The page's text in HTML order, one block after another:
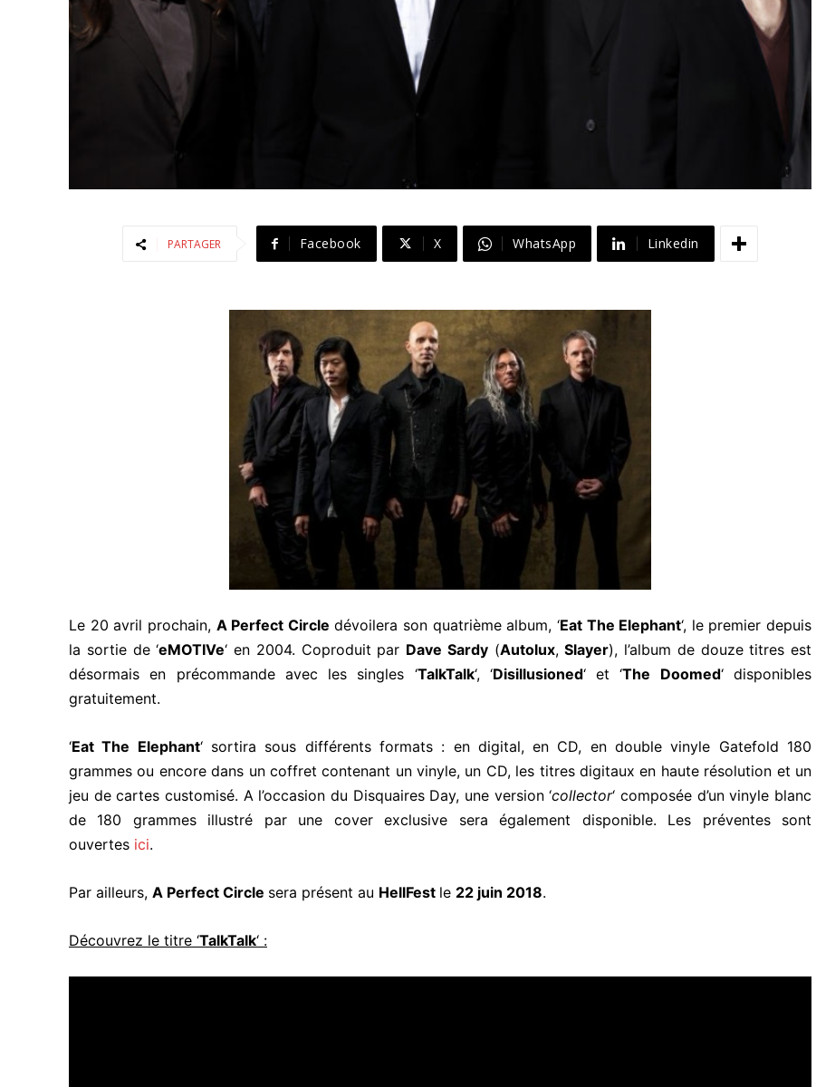
PARTAGER Facebook X WhatsApp Linkedin
Le 20 avril prochain, A Perfect Circle dévoilera son quatrième album, ‘Eat The Elephant‘, le premier depuis
la sortie de ‘eMOTIVe‘ en 2004. Coproduit par Dave Sardy(Autolux,Slayer), l’album de douze titres est
désormais en précommande avec les singles ‘TalkTalk‘, ‘Disillusioned‘ et ‘The Doomed‘ disponibles
gratuitement.
‘Eat The Elephant‘ sortira sous différents formats : en digital, en CD, en double vinyle Gatefold 180
grammes ou encore dans un coffret contenant un vinyle, un CD, les titres digitaux en haute résolution et un
jeu de cartes customisé. A l’occasion du Disquaires Day, une version ‘collector‘ composée d’un vinyle blanc
de 180 grammes illustré par une cover exclusive sera également disponible. Les préventes sont
ouvertes ici.
Par ailleurs, A Perfect Circle sera présent au HellFest le 22 juin 2018.
Découvrez le titre ‘TalkTalk‘ :